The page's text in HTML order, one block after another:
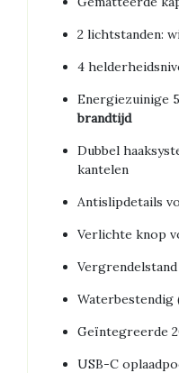
2 lichtstanden:
4
Energiezuinige
brandtijd
Dubbel
kantelen
Antislipdetails
Verlichte knop
Waterbestendig
Geïntegreerde
USB-C